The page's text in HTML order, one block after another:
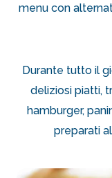
menu con
Durante tutto il
deliziosi piatti,
hamburger,
preparati